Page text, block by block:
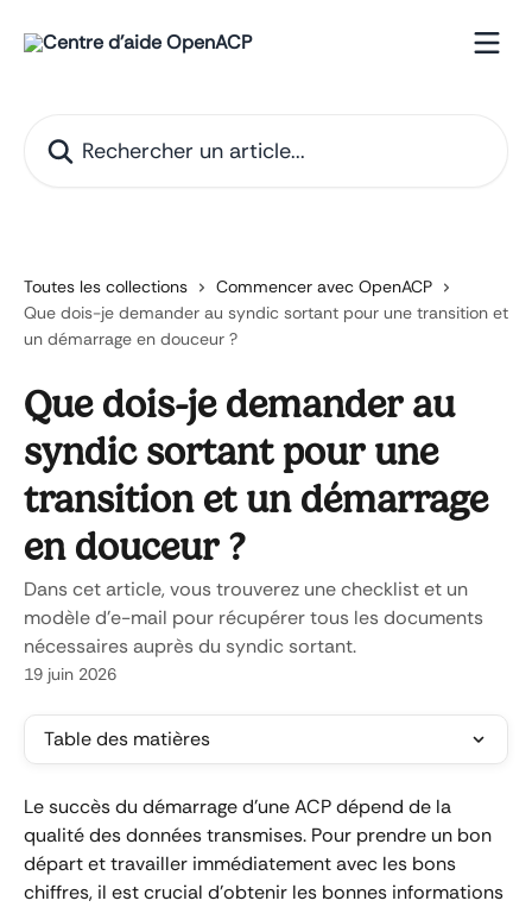
Toutes les collections
Commencer avec OpenACP
Que dois-je demander au syndic sortant pour une transition et
un démarrage en douceur ?
Que dois-je demander au
syndic sortant pour une
transition et un démarrage
en douceur ?
Dans cet article, vous trouverez une checklist et un
modèle d'e-mail pour récupérer tous les documents
nécessaires auprès du syndic sortant.
19 juin 2026
Table des matières
Le succès du démarrage d'une ACP dépend de la
qualité des données transmises. Pour prendre un bon
départ et travailler immédiatement avec les bons
chiffres, il est crucial d'obtenir les bonnes informations